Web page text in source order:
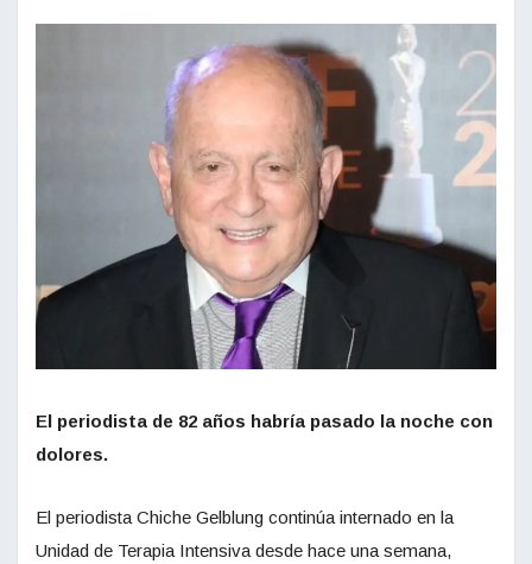
El periodista de 82 años habría pasado la noche con
dolores.
El periodista Chiche Gelblung continúa internado en la
Unidad de Terapia Intensiva desde hace una semana,